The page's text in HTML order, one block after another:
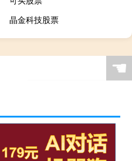
晶金科技股票
☚